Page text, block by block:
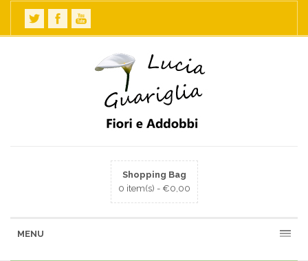
Shopping Bag
0 item(s) - €0,00
MENU